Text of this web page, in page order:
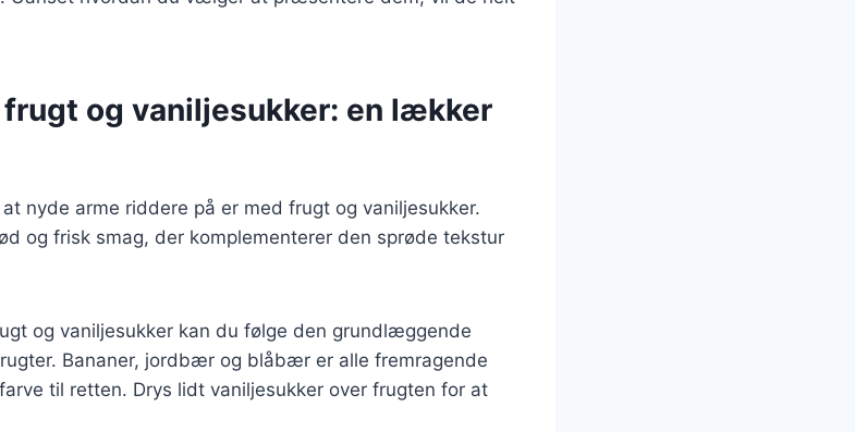
og vaniljesukker: en lækker
nyde arme riddere på er med frugt og vaniljesukker.
og frisk smag, der komplementerer den sprøde tekstur
og vaniljesukker kan du følge den grundlæggende
Bananer, jordbær og blåbær er alle fremragende
til retten. Drys lidt vaniljesukker over frugten for at